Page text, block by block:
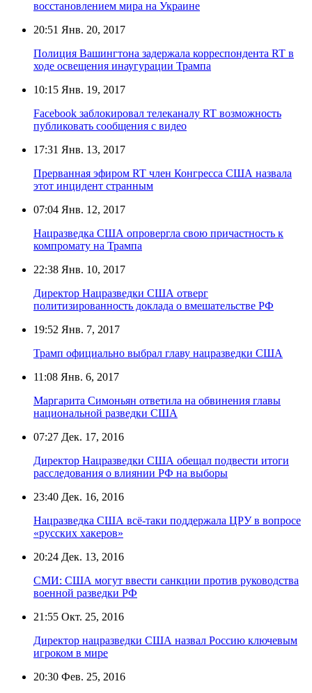
восстановлением мира на Украине
20:51 Янв. 20, 2017
Полиция Вашингтона задержала корреспондента RT в
ходе освещения инаугурации Трампа
10:15 Янв. 19, 2017
Facebook заблокировал телеканалу RT возможность
публиковать сообщения с видео
17:31 Янв. 13, 2017
Прерванная эфиром RT член Конгресса США назвала
этот инцидент странным
07:04 Янв. 12, 2017
Нацразведка США опровергла свою причастность к
компромату на Трампа
22:38 Янв. 10, 2017
Директор Нацразведки США отверг
политизированность доклада о вмешательстве РФ
19:52 Янв. 7, 2017
Трамп официально выбрал главу нацразведки США
11:08 Янв. 6, 2017
Маргарита Симоньян ответила на обвинения главы
национальной разведки США
07:27 Дек. 17, 2016
Директор Нацразведки США обещал подвести итоги
расследования о влиянии РФ на выборы
23:40 Дек. 16, 2016
Нацразведка США всё-таки поддержала ЦРУ в вопросе
«русских хакеров»
20:24 Дек. 13, 2016
СМИ: США могут ввести санкции против руководства
военной разведки РФ
21:55 Окт. 25, 2016
Директор нацразведки США назвал Россию ключевым
игроком в мире
20:30 Фев. 25, 2016